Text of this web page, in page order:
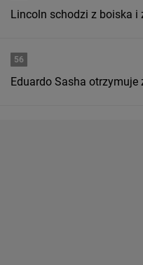
Lincoln schodzi z boiska i
56
Eduardo Sasha otrzymuje